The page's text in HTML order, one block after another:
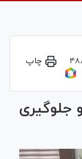
چاپ
جلوگیری